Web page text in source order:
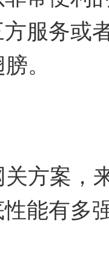
服务或
。
方案，
能有多